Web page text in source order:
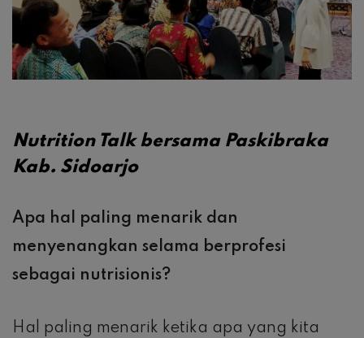
Nutrition Talk bersama Paskibraka
Kab. Sidoarjo
Apa hal paling menarik dan
menyenangkan selama berprofesi
sebagai nutrisionis?
Hal paling menarik ketika apa yang kita